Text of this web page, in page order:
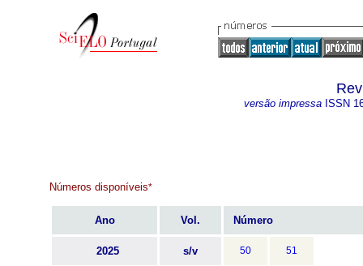
versão impressa ISSN
Números disponíveis*
Ano Vol. Número
2025 s/v 50 51